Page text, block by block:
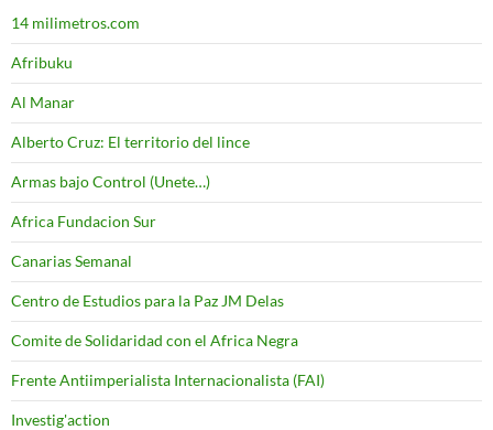
14 milimetros.com
Afribuku
Al Manar
Alberto Cruz: El territorio del lince
Armas bajo Control (Unete…)
Africa Fundacion Sur
Canarias Semanal
Centro de Estudios para la Paz JM Delas
Comite de Solidaridad con el Africa Negra
Frente Antiimperialista Internacionalista (FAI)
Investig'action